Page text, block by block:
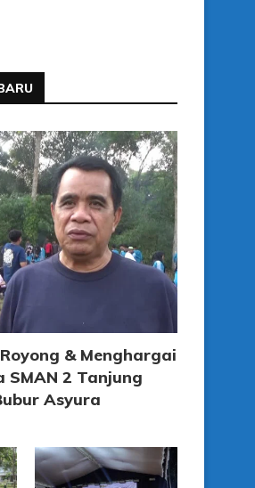
& Menghargai
SMAN 2 Tanjung
Asyura